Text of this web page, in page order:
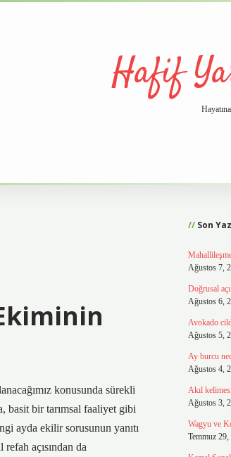
Hafif
konusunda sürekli
basit bir tarımsal faaliyet gibi
ayda ekilir sorusunun yanıtı
açısından da
Son
Ağustos 7,
Doğrusal
Ağustos 6,
Avokado
Ağustos 5,
Ay burcu
Ağustos 4,
Akıl
Ağustos 3,
Wagyu ve
Temmuz 29,